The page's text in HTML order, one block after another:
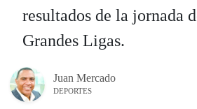
resultados de la jornada
Grandes Ligas.
Juan Mercado
DEPORTES